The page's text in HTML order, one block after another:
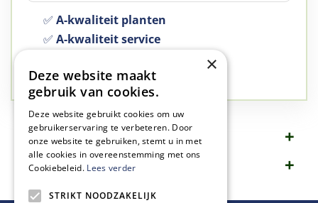
✅ A-kwaliteit planten
✅ A-kwaliteit service
✅Groen, dat is wat we doen
Omschrijving
Specificaties
×
Deze website maakt
gebruik van cookies.
Deze website gebruikt cookies om uw
gebruikerservaring te verbeteren. Door
onze website te gebruiken, stemt u in met
alle cookies in overeenstemming met ons
Cookiebeleid. Lees verder
STRIKT NOODZAKELIJK